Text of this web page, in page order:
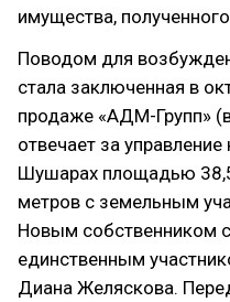
имущества,
Поводом для
стала заключенная в
продаже «АДМ-Групп»
отвечает за
Шушарах площадью
метров с земельным
Новым собственником
единственным
Диана Желяскова.